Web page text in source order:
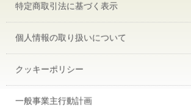
特定商取引法に基づく表示
個人情報の取り扱いについて
クッキーポリシー
一般事業主行動計画